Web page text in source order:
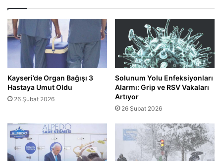
Kayseri’de Organ Bağışı 3
Hastaya Umut Oldu
26 Şubat 2026
Solunum Yolu Enfeksiyonları
Alarmı: Grip ve RSV Vakaları
Artıyor
26 Şubat 2026